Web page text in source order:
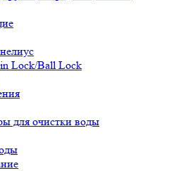
Lock/Ball Lock
для очистки воды